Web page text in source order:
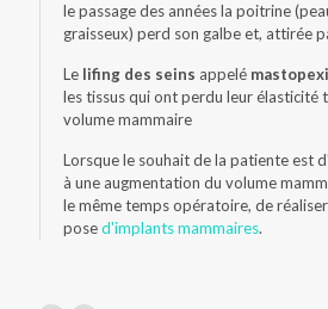
le passage des années la poitrine
graisseux) perd son galbe et, attirée
Le lifing des seins appelé
les tissus qui ont perdu leur élasticité
volume mammaire
Lorsque le souhait de la patiente est
à une augmentation du volume
le même temps opératoire, de
posed'implants mammaires.